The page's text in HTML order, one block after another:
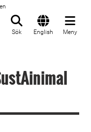
Sök English Meny